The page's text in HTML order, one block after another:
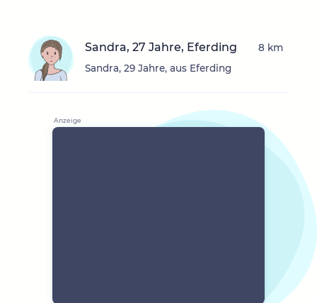
Sandra, 27 Jahre, Eferding
Sandra, 29 Jahre, aus Eferding
8 km